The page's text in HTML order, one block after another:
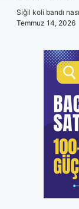
Siğil koli bandı
Temmuz 14, 2026